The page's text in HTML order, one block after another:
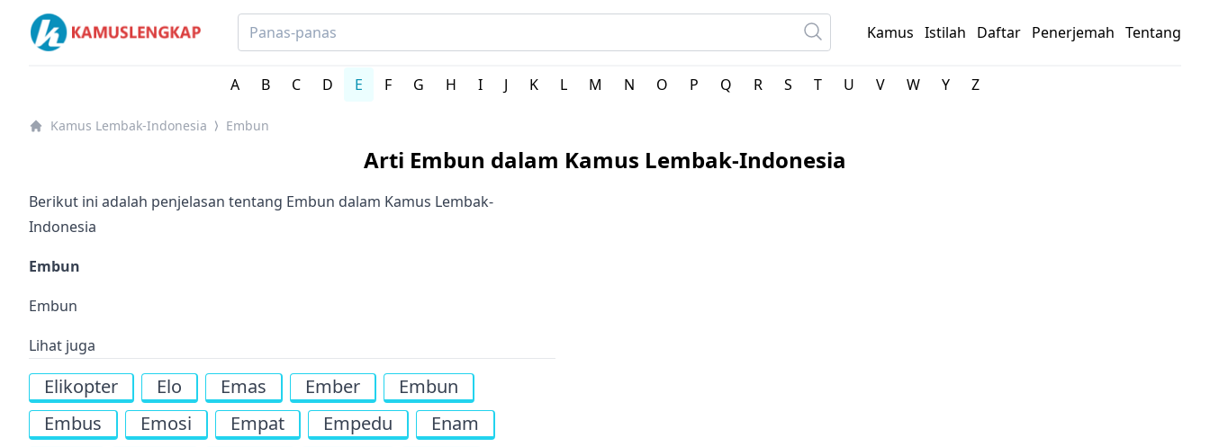
Kamus Lengkap Lembak-Indonesia - Kamus Bahasa Daerah Indonesia
Kamus Istilah Daftar Penerjemah Tentang
A B C D E F G H I J K L M N O P Q R S T U V W Y Z
Kamus Lembak-Indonesia ⟩ Embun
Arti Embun dalam Kamus Lembak-Indonesia
Berikut ini adalah penjelasan tentang Embun dalam Kamus Lembak-
Indonesia
Embun
Embun
Lihat juga
Elikopter Elo Emas Ember
Embun
Embus
Emosi Empat Empedu
Enam